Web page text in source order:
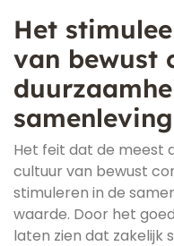
Het
van bewust
Het feit dat de meest
cultuur van bewust
stimuleren in de
waarde. Door het
laten zien dat zakelijk